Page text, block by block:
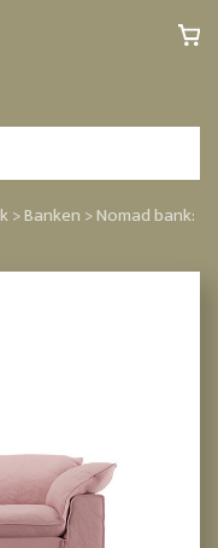
>Banken >Nomad bank: